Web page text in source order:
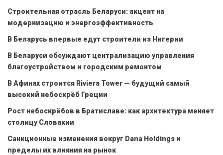
Строительная отрасль Беларуси: акцент на
модернизацию и энергоэффективность
В Беларусь впервые едут строители из Нигерии
В Беларуси обсуждают централизацию управления
благоустройством и городским ремонтом
В Афинах строится Riviera Tower — будущий самый
высокий небоскрёб Греции
Рост небоскрёбов в Братиславе: как архитектура меняет
столицу Словакии
Санкционные изменения вокруг Dana Holdings и
пределы их влияния на рынок